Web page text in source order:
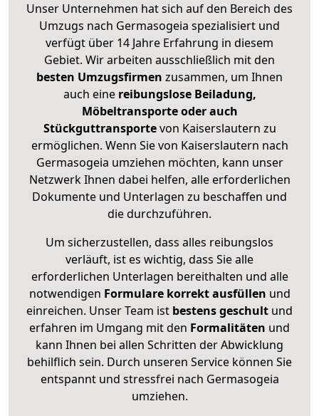
Unser Unternehmen hat sich auf den Bereich des
Umzugs nach Germasogeia spezialisiert und
verfügt über 14 Jahre Erfahrung in diesem
Gebiet. Wir arbeiten ausschließlich mit den
besten Umzugsfirmen zusammen, um Ihnen
auch eine reibungslose Beiladung,
Möbeltransporte oder auch
Stückguttransportevon Kaiserslautern zu
ermöglichen. Wenn Sie von Kaiserslautern nach
Germasogeia umziehen möchten, kann unser
Netzwerk Ihnen dabei helfen, alle erforderlichen
Dokumente und Unterlagen zu beschaffen und
die durchzuführen.
Um sicherzustellen, dass alles reibungslos
verläuft, ist es wichtig, dass Sie alle
erforderlichen Unterlagen bereithalten und alle
notwendigen Formulare korrekt ausfüllen und
einreichen. Unser Team ist bestens geschult und
erfahren im Umgang mit den Formalitäten und
kann Ihnen bei allen Schritten der Abwicklung
behilflich sein. Durch unseren Service können Sie
entspannt und stressfrei nach Germasogeia
umziehen.